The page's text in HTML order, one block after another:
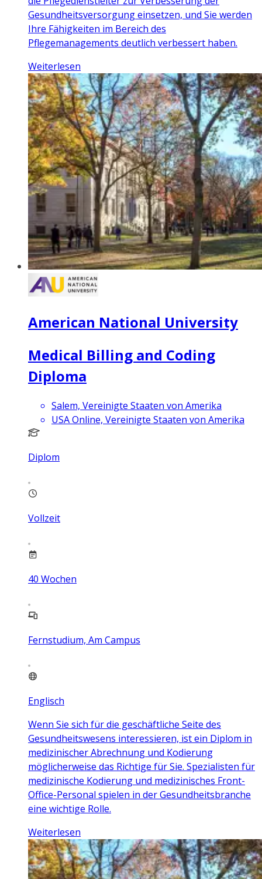
Gesundheitsversorgung einsetzen, und Sie werden
Ihre Fähigkeiten im Bereich des
Pflegemanagements deutlich verbessert haben.
Weiterlesen
American National University
Medical Billing and Coding
Diploma
Salem, Vereinigte Staaten von Amerika
USA Online, Vereinigte Staaten von Amerika
Diplom
Vollzeit
40 Wochen
Fernstudium, Am Campus
Englisch
Wenn Sie sich für die geschäftliche Seite des
Gesundheitswesens interessieren, ist ein Diplom in
medizinischer Abrechnung und Kodierung
möglicherweise das Richtige für Sie. Spezialisten für
medizinische Kodierung und medizinisches Front-
Office-Personal spielen in der Gesundheitsbranche
eine wichtige Rolle.
Weiterlesen